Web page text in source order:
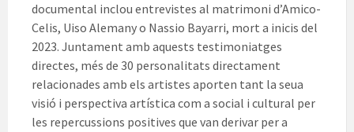
documental inclou entrevistes al matrimoni d’Amico-
Celis, Uiso Alemany o Nassio Bayarri, mort a inicis del
2023. Juntament amb aquests testimoniatges
directes, més de 30 personalitats directament
relacionades amb els artistes aporten tant la seua
visió i perspectiva artística com a social i cultural per
les repercussions positives que van derivar per a